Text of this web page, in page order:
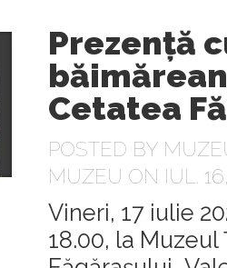
Prezență
Cetatea
POSTED BY
MUZEU ON IUL.
Vineri, 17 iulie
18.00, la Muzeul